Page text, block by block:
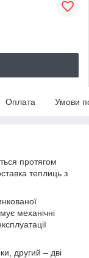
Оплата Умови
протягом
теплиць з
механічні
другий – дві